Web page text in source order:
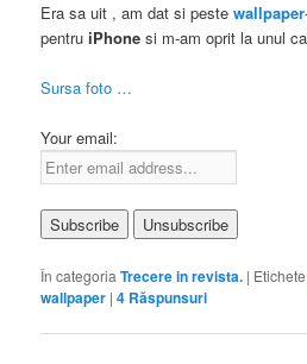
Era sa uit , am dat si pestewallpaper
pentruiPhonesi m-am oprit la unul
Sursa foto …
Your email:
În categoria Trecere in revista. | Etichete
wallpaper |4 Răspunsuri